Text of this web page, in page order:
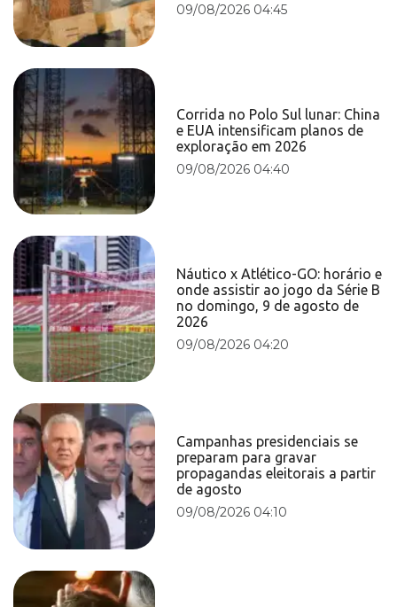
09/08/2026 04:45
Corrida no Polo Sul lunar: China
e EUA intensificam planos de
exploração em 2026
09/08/2026 04:40
Náutico x Atlético-GO: horário e
onde assistir ao jogo da Série B
no domingo, 9 de agosto de
2026
09/08/2026 04:20
Campanhas presidenciais se
preparam para gravar
propagandas eleitorais a partir
de agosto
09/08/2026 04:10